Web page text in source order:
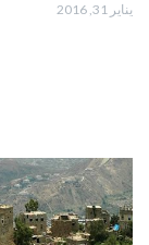
يناير 31, 2016